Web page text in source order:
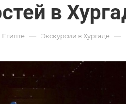
в
Египте — Экскурсии в Хургаде —